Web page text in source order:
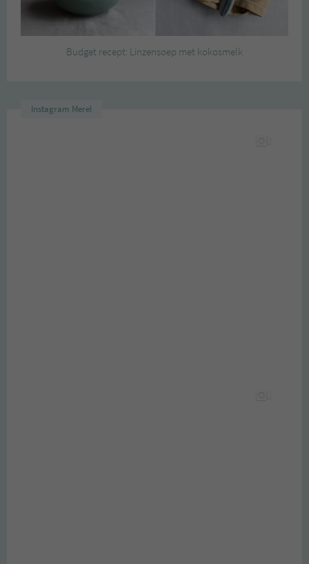
Budget recept: Linzensoep met kokosmelk
Instagram Merel